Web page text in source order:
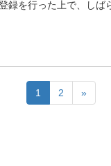
録を行った上で、しば
1 2 »